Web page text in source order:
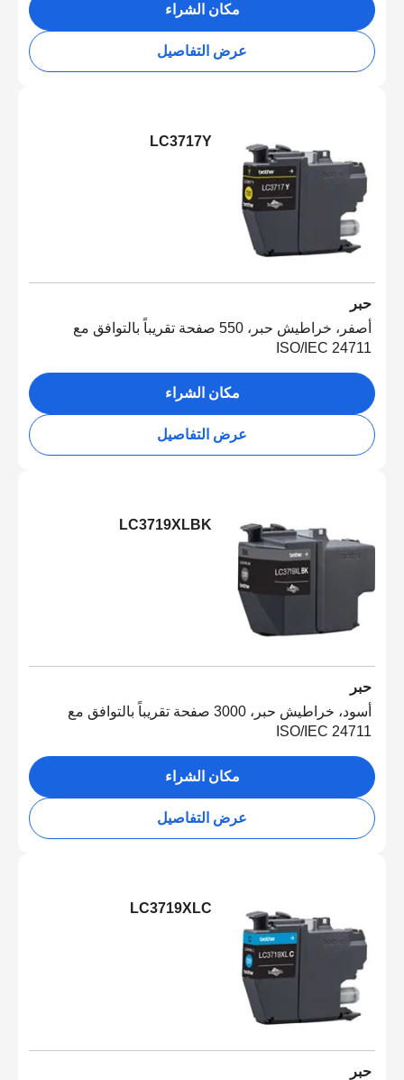
مكان الشراء
عرض التفاصيل
LC3717Y
حبر
أصفر، خراطيش حبر، 550 صفحة تقريباً بالتوافق مع
ISO/IEC 24711
مكان الشراء
عرض التفاصيل
LC3719XLBK
حبر
أسود، خراطيش حبر، 3000 صفحة تقريباً بالتوافق مع
ISO/IEC 24711
مكان الشراء
عرض التفاصيل
LC3719XLC
حبر